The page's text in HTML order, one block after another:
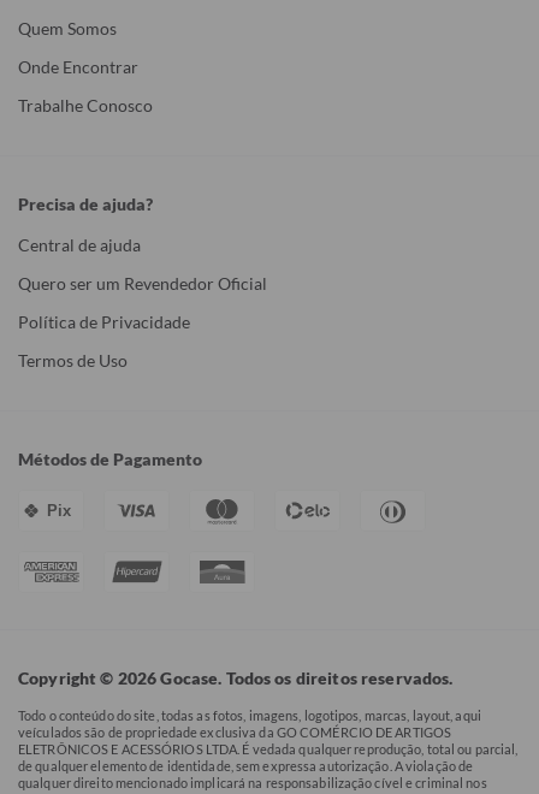
Quem Somos
Onde Encontrar
Trabalhe Conosco
Precisa de ajuda?
Central de ajuda
Quero ser um Revendedor Oficial
Política de Privacidade
Termos de Uso
Métodos de Pagamento
Pix
Copyright © 2026 Gocase. Todos os direitos reservados.
Todo o conteúdo do site, todas as fotos, imagens, logotipos, marcas, layout, aqui
veículados são de propriedade exclusiva da GO COMÉRCIO DE ARTIGOS
ELETRÔNICOS E ACESSÓRIOS LTDA. É vedada qualquer reprodução, total ou parcial,
de qualquer elemento de identidade, sem expressa autorização. A violação de
qualquer direito mencionado implicará na responsabilização cível e criminal nos